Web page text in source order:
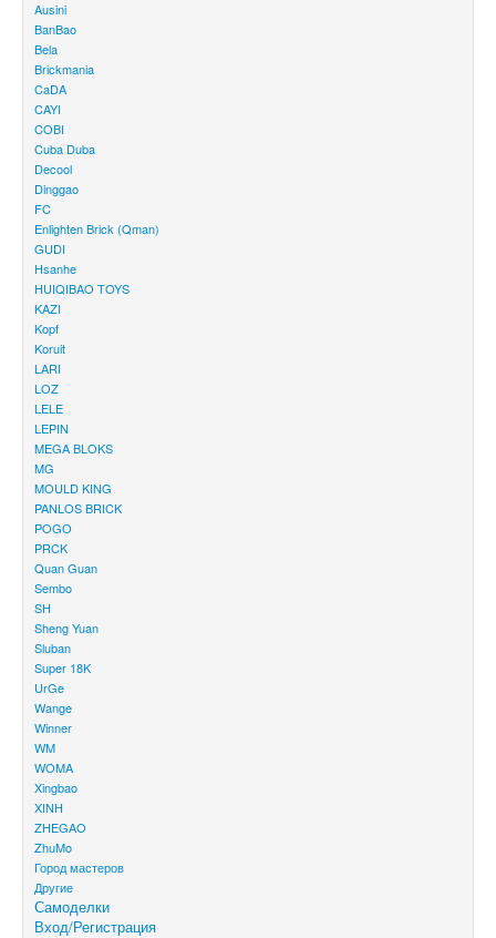
Ausini
BanBao
Bela
Brickmania
CaDA
CAYI
COBI
Cuba Duba
Decool
Dinggao
FC
Enlighten Brick (Qman)
GUDI
Hsanhe
HUIQIBAO TOYS
KAZI
Kopf
Koruit
LARI
LOZ
LELE
LEPIN
MEGA BLOKS
MG
MOULD KING
PANLOS BRICK
POGO
PRCK
Quan Guan
Sembo
SH
Sheng Yuan
Sluban
Super 18K
UrGe
Wange
Winner
WM
WOMA
Xingbao
XINH
ZHEGAO
ZhuMo
Город мастеров
Другие
Самоделки
Вход/Регистрация